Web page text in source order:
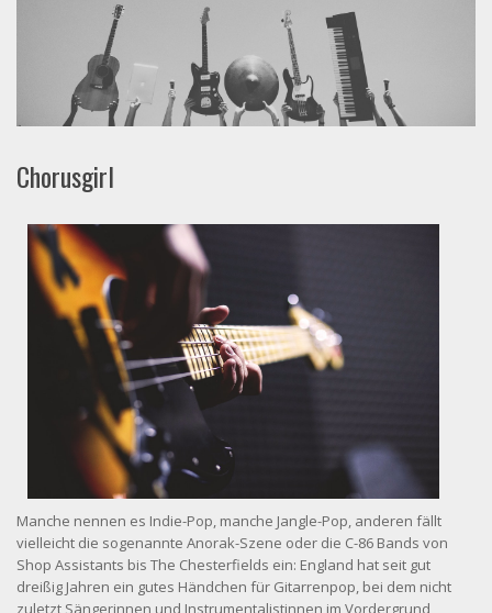
Chorusgirl
Manche nennen es Indie-Pop, manche Jangle-Pop, anderen fällt
vielleicht die sogenannte Anorak-Szene oder die C-86 Bands von
Shop Assistants bis The Chesterfields ein: England hat seit gut
dreißig Jahren ein gutes Händchen für Gitarrenpop, bei dem nicht
zuletzt Sängerinnen und Instrumentalistinnen im Vordergrund